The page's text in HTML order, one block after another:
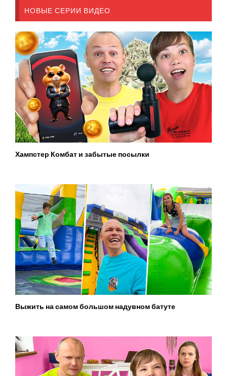
НОВЫЕ СЕРИИ ВИДЕО
Хампстер Комбат и забытые посылки
Выжить на самом большом надувном батуте